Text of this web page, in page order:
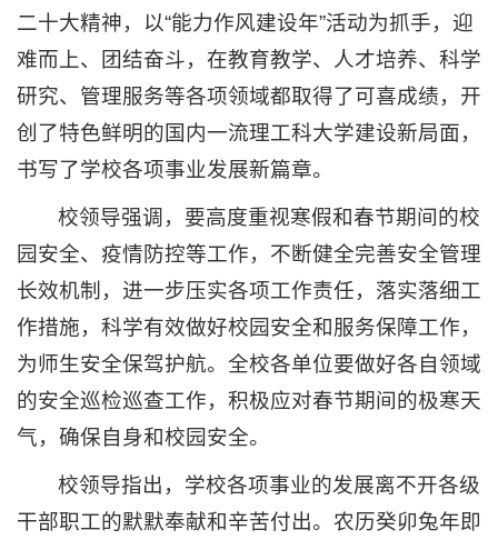
二十大精神，以“能力作风建设年”活动为抓手，迎
难而上、团结奋斗，在教育教学、人才培养、科学
研究、管理服务等各项领域都取得了可喜成绩，开
创了特色鲜明的国内一流理工科大学建设新局面，
书写了学校各项事业发展新篇章。
校领导强调，要高度重视寒假和春节期间的校
园安全、疫情防控等工作，不断健全完善安全管理
长效机制，进一步压实各项工作责任，落实落细工
作措施，科学有效做好校园安全和服务保障工作，
为师生安全保驾护航。全校各单位要做好各自领域
的安全巡检巡查工作，积极应对春节期间的极寒天
气，确保自身和校园安全。
校领导指出，学校各项事业的发展离不开各级
干部职工的默默奉献和辛苦付出。农历癸卯兔年即